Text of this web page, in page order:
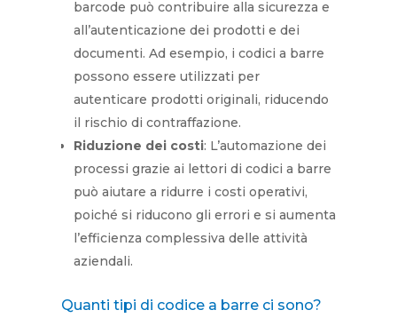
barcode può contribuire alla sicurezza e
all’autenticazione dei prodotti e dei
documenti. Ad esempio, i codici a barre
possono essere utilizzati per
autenticare prodotti originali, riducendo
il rischio di contraffazione.
Riduzione dei costi: L’automazione dei
processi grazie ai lettori di codici a barre
può aiutare a ridurre i costi operativi,
poiché si riducono gli errori e si aumenta
l’efficienza complessiva delle attività
aziendali.
Quanti tipi di codice a barre ci sono?